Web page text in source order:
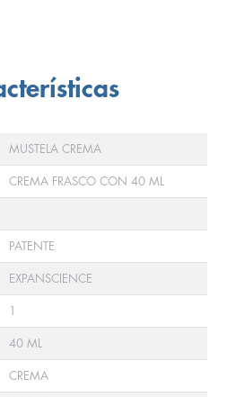
MUSTELA CREMA
CREMA FRASCO CON 40 ML
PATENTE
EXPANSCIENCE
1
40 ML
CREMA